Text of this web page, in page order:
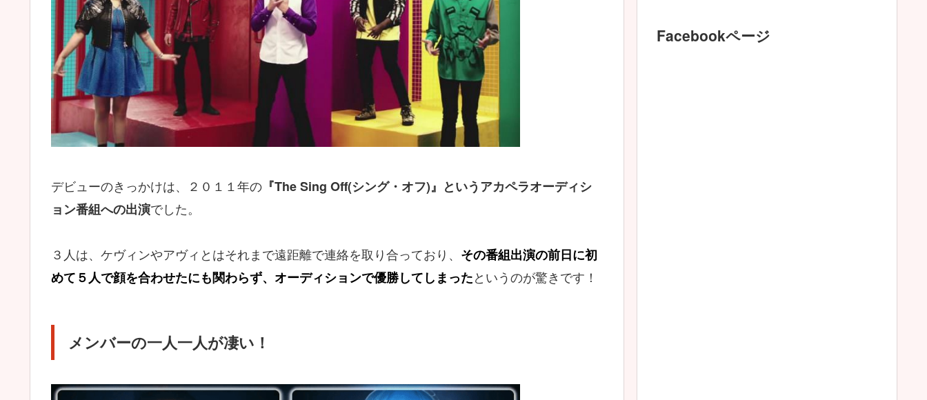
デビューのきっかけは、２０１１年の 『The Sing Off(シング・オフ)』というアカペラオーディシ
ョン番組への出演でした。
３人は、ケヴィンやアヴィとはそれまで遠距離で連絡を取り合っており、 その番組出演の前日に初
めて５人で顔を合わせたにも関わらず、オーディションで優勝してしまったというのが驚きです！
メンバーの一人一人が凄い！
Facebookページ